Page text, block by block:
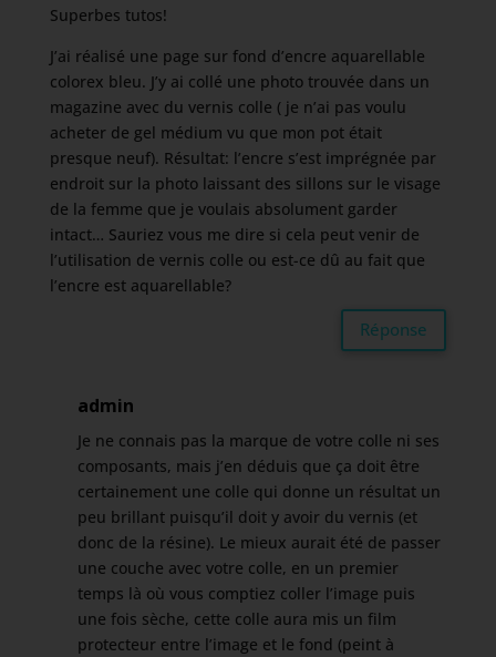
Superbes tutos!
J’ai réalisé une page sur fond d’encre aquarellable
colorex bleu. J’y ai collé une photo trouvée dans un
magazine avec du vernis colle ( je n’ai pas voulu
acheter de gel médium vu que mon pot était
presque neuf). Résultat: l’encre s’est imprégnée par
endroit sur la photo laissant des sillons sur le visage
de la femme que je voulais absolument garder
intact… Sauriez vous me dire si cela peut venir de
l’utilisation de vernis colle ou est-ce dû au fait que
l’encre est aquarellable?
Réponse
admin
Je ne connais pas la marque de votre colle ni ses
composants, mais j’en déduis que ça doit être
certainement une colle qui donne un résultat un
peu brillant puisqu’il doit y avoir du vernis (et
donc de la résine). Le mieux aurait été de passer
une couche avec votre colle, en un premier
temps là où vous comptiez coller l’image puis
une fois sèche, cette colle aura mis un film
protecteur entre l’image et le fond (peint à